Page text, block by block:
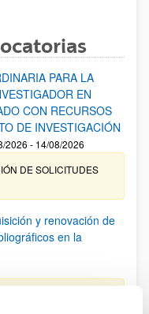
PARA LA
EN
CON RECURSOS
DE INVESTIGACIÓN
2026 - 14/08/2026
DE SOLICITUDES
y renovación de
en la